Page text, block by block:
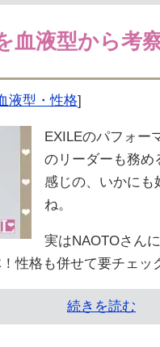
血液型から考
液型・性格]
EXILEのパフォー
のリーダーも務め
感じの、いかにも
ね。
実はNAOTOさん
性格も併せて要チェッ
続きを読む